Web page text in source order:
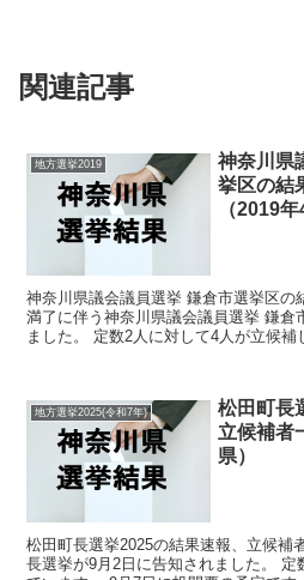
関連記事
地方選挙2019
神奈川県
挙区の結
（2019
神奈川県議会議員選挙 鎌倉市選挙区の
満了に伴う神奈川県議会議員選挙 鎌倉
ました。 定数2人に対して4人が立候補
地方選挙2025(令和7年)
松田町長
立候補者
県）
松田町長選挙2025の結果速報、立候補
長選挙が9月2日に告知されました。 定